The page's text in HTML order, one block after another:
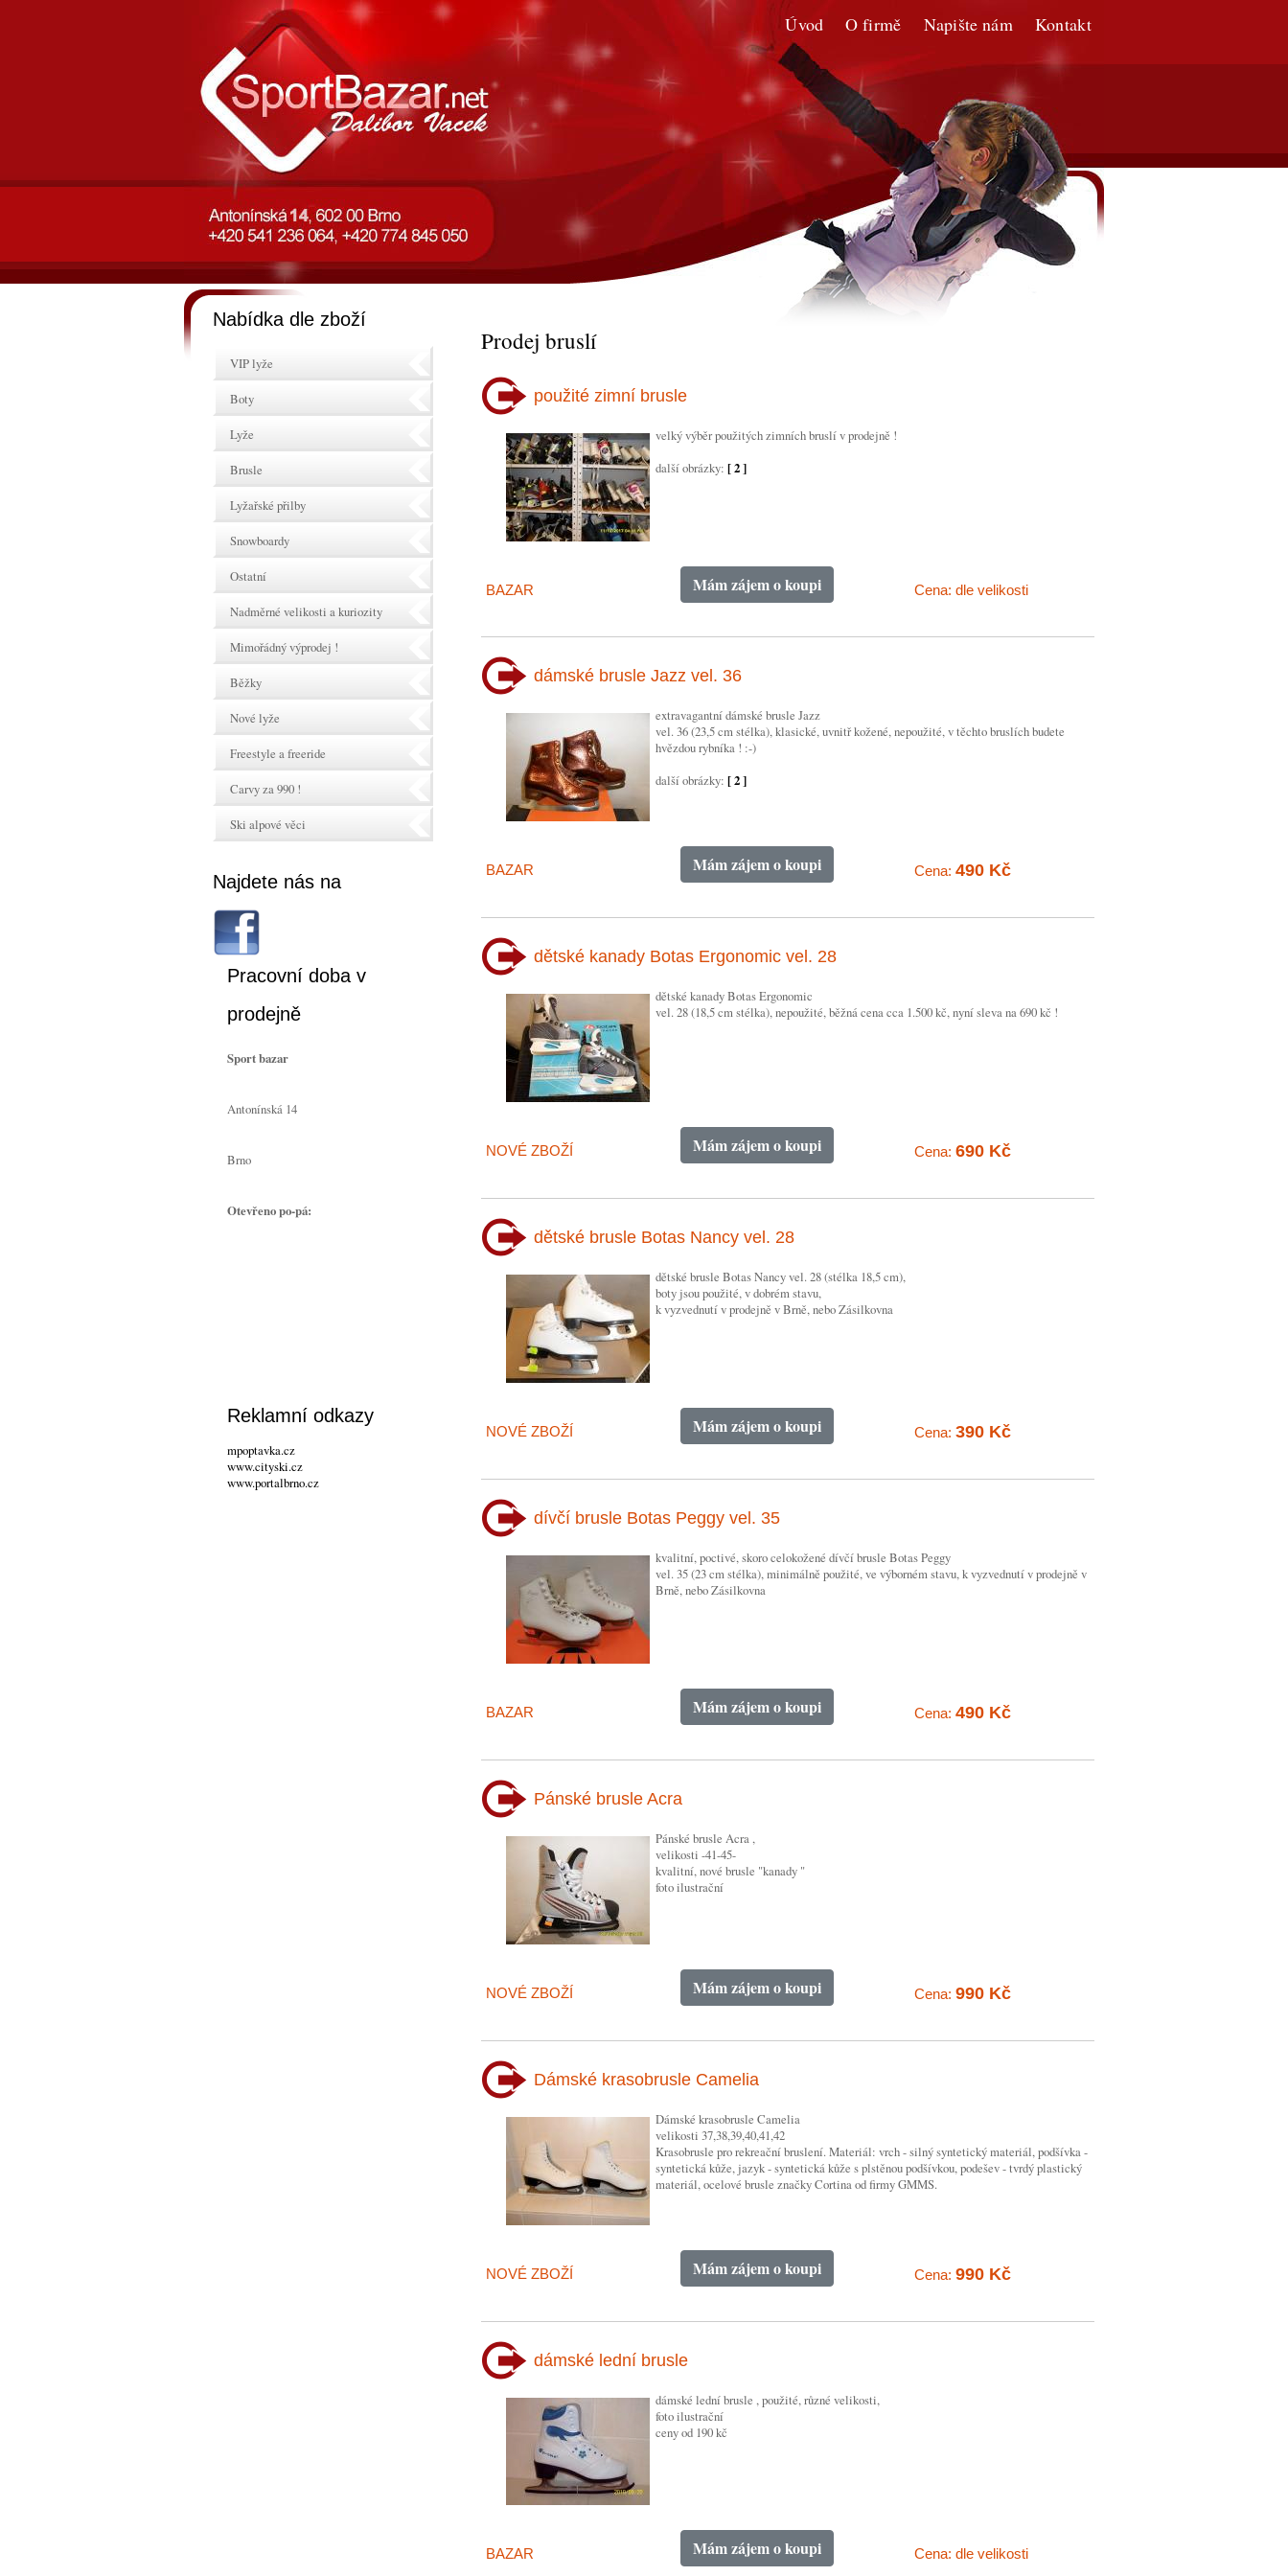
Úvod O firmě Napište nám Kontakt
Prodej bruslí
použité zimní brusle
velký výběr použitých zimních bruslí v prodejně !
další obrázky: [ 2 ]
BAZAR Mám zájem o koupi Cena: dle velikosti
dámské brusle Jazz vel. 36
extravagantní dámské brusle Jazz
vel. 36 (23,5 cm stélka), klasické, uvnitř kožené, nepoužité, v těchto bruslích budete
hvězdou rybníka ! :-)
další obrázky: [ 2 ]
BAZAR Mám zájem o koupi Cena: 490 Kč
dětské kanady Botas Ergonomic vel. 28
dětské kanady Botas Ergonomic
vel. 28 (18,5 cm stélka), nepoužité, běžná cena cca 1.500 kč, nyní sleva na 690 kč !
NOVÉ ZBOŽÍ Mám zájem o koupi Cena: 690 Kč
dětské brusle Botas Nancy vel. 28
dětské brusle Botas Nancy vel. 28 (stélka 18,5 cm),
boty jsou použité, v dobrém stavu,
k vyzvednutí v prodejně v Brně, nebo Zásilkovna
NOVÉ ZBOŽÍ Mám zájem o koupi Cena: 390 Kč
dívčí brusle Botas Peggy vel. 35
kvalitní, poctivé, skoro celokožené dívčí brusle Botas Peggy
vel. 35 (23 cm stélka), minimálně použité, ve výborném stavu, k vyzvednutí v prodejně v
Brně, nebo Zásilkovna
BAZAR Mám zájem o koupi Cena: 490 Kč
Pánské brusle Acra
Pánské brusle Acra ,
velikosti -41-45-
kvalitní, nové brusle "kanady "
foto ilustrační
NOVÉ ZBOŽÍ Mám zájem o koupi Cena: 990 Kč
Dámské krasobrusle Camelia
Dámské krasobrusle Camelia
velikosti 37,38,39,40,41,42
Krasobrusle pro rekreační bruslení. Materiál: vrch - silný syntetický materiál, podšívka -
syntetická kůže, jazyk - syntetická kůže s plstěnou podšívkou, podešev - tvrdý plastický
materiál, ocelové brusle značky Cortina od firmy GMMS.
NOVÉ ZBOŽÍ Mám zájem o koupi Cena: 990 Kč
dámské lední brusle
dámské lední brusle , použité, různé velikosti,
foto ilustrační
ceny od 190 kč
BAZAR Mám zájem o koupi Cena: dle velikosti
Nabídka dle zboží
VIP lyže
Boty
Lyže
Brusle
Lyžařské přilby
Snowboardy
Ostatní
Nadměrné velikosti a kuriozity
Mimořádný výprodej !
Běžky
Nové lyže
Freestyle a freeride
Carvy za 990 !
Ski alpové věci
Najdete nás na
Pracovní doba v
prodejně
Sport bazar
Antonínská 14
Brno
Otevřeno po-pá:
Reklamní odkazy
mpoptavka.cz
www.cityski.cz
www.portalbrno.cz